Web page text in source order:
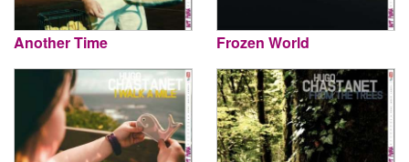
Another Time Frozen World